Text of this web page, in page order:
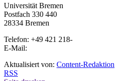
Universität Bremen
Postfach 330 440
28334 Bremen
Telefon: +49 421 218-
E-Mail:
Aktualisiert von: Content-Redaktion
RSS